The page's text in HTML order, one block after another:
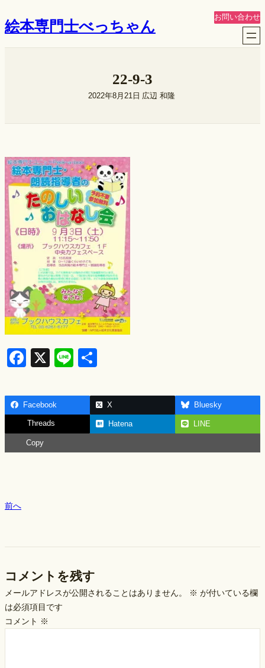
容
絵本専門士べっちゃん
お問い合わせ
22-9-3
2022年8月21日 広辺 和隆
F
c
e
b
o
X
Li
e
ar
e
Facebook X Bluesky
Threads Hatena LINE
Copy
前へ
コメントを残す
メールアドレスが公開されることはありません。 ※ が付いている欄
は必須項目です
コメント ※